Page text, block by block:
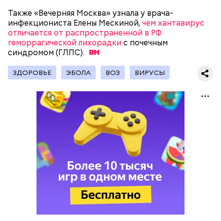
Также «Вечерняя Москва» узнала у врача-
инфекциониста Елены Мескиной, чем хантавирус
отличается от распространенной в РФ
геморрагической лихорадкис почечным
синдромом(ГЛПС).
ЗДОРОВЬЕ ЭБОЛА ВОЗ ВИРУСЫ
— Тушенка — это мясные консервы. Естественно,
Однако даже хорошую тушенку не стоит есть
слишком часто, уверена Русакова.
Готовим:Нужно в течение 10 минут обжарить
перцы на мангале с раскаленными углями. Красный
лук нарезать кольцами и подпечь с двух сторон.
Кабачок и баклажан нарезать крупными кольцами,
приправить солью и выложить на мангал к перцам.